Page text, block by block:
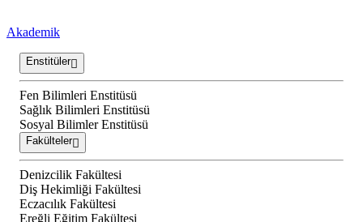
Akademik
Enstitüler
Fen Bilimleri Enstitüsü
Sağlık Bilimleri Enstitüsü
Sosyal Bilimler Enstitüsü
Fakülteler
Denizcilik Fakültesi
Diş Hekimliği Fakültesi
Eczacılık Fakültesi
Ereğli Eğitim Fakültesi